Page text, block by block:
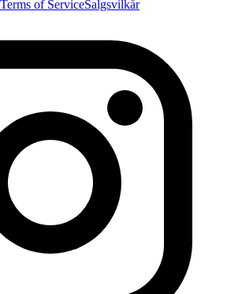
Terms of ServiceSalgsvilkår